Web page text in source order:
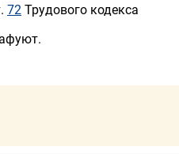
72 Трудового кодекса